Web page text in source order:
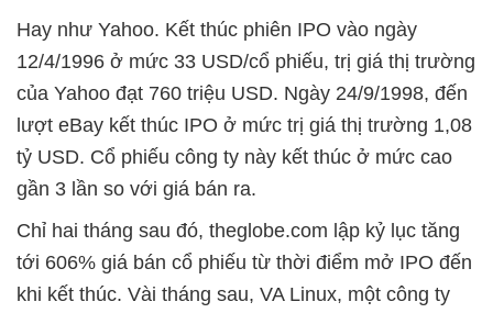
Hay như Yahoo. Kết thúc phiên IPO vào ngày
12/4/1996 ở mức 33 USD/cổ phiếu, trị giá thị trường
của Yahoo đạt 760 triệu USD. Ngày 24/9/1998, đến
lượt eBay kết thúc IPO ở mức trị giá thị trường 1,08
tỷ USD. Cổ phiếu công ty này kết thúc ở mức cao
gần 3 lần so với giá bán ra.
Chỉ hai tháng sau đó, theglobe.com lập kỷ lục tăng
tới 606% giá bán cổ phiếu từ thời điểm mở IPO đến
khi kết thúc. Vài tháng sau, VA Linux, một công ty